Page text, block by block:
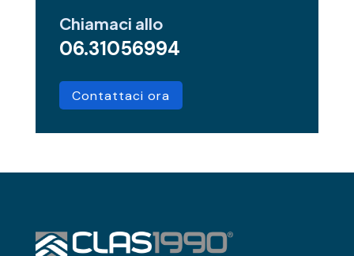
Chiamaci allo
06.31056994
Contattaci ora